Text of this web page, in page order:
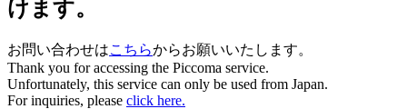
けます。
お問い合わせはこちらからお願いいたします。
Thank you for accessing the Piccoma service.
Unfortunately, this service can only be used from Japan.
For inquiries, please click here.